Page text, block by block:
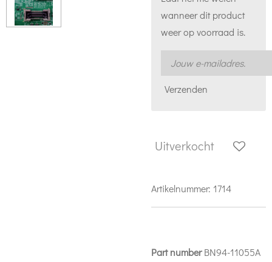
wanneer dit product
weer op voorraad is.
Verzenden
Uitverkocht
Artikelnummer: 1714
Part numberBN94-11055A